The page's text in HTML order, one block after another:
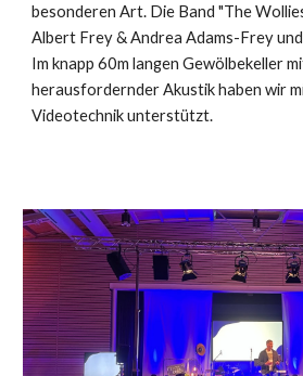
besonderen Art. Die Band"The
Albert Frey & Andrea Adams-Frey
Im knapp 60m langen Gewölbekeller
herausfordernder Akustik haben wir
Videotechnik unterstützt.